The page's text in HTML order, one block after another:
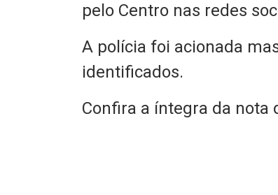
pelo Centro nas redes
A polícia foi acionada
identificados.
Confira a íntegra da nota